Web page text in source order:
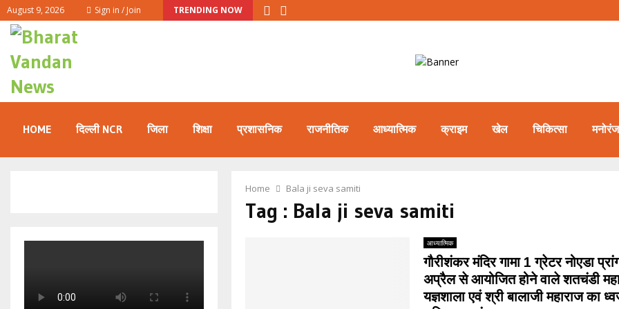
August 9, 2026 Sign in / Join TRENDING NOW
HOME दिल्ली NCR जिला शिक्षा प्रशासनिक राजनीतिक आध्यात्मिक क्राइम खेल चिकित्सा
Home Bala ji seva samiti
Tag : Bala ji seva samiti
आध्यात्मिक
गौरीशंकर मंदिर गामा 1 ग्रेटर नोएडा
अप्रैल से आयोजित होने वाले शतचंडी
यज्ञशाला एवं श्री बालाजी महाराज का